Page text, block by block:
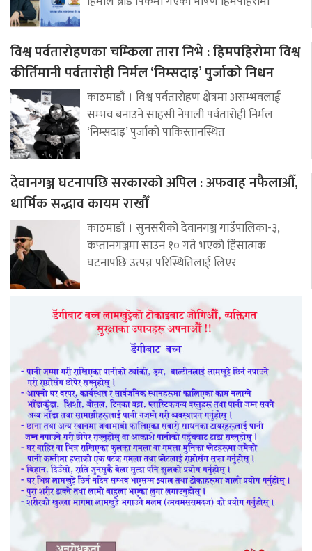
विश्व पर्वतारोहणका चम्किला तारा निभे : हिमपहिरोमा विश्व
कीर्तिमानी पर्वतारोही निर्मल ‘निम्सदाइ’ पुर्जाको निधन
काठमाडौं । विश्व पर्वतारोहण क्षेत्रमा असम्भवलाई
सम्भव बनाउने साहसी नेपाली पर्वतारोही निर्मल
‘निम्सदाइ’ पुर्जाको पाकिस्तानस्थित
देवानगञ्ज घटनापछि सरकारको अपिल : अफवाह नफैलाऔँ,
धार्मिक सद्भाव कायम राखौँ
काठमाडौं । सुनसरीको देवानगञ्ज गाउँपालिका-३,
कप्तानगञ्जमा साउन १० गते भएको हिंसात्मक
घटनापछि उत्पन्न परिस्थितिलाई लिएर